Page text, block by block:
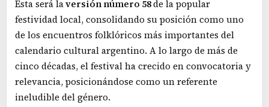
Esta será laversión número 58de la popular
festividad local, consolidando su posición como uno
de los encuentros folklóricos más importantes del
calendario cultural argentino. A lo largo de más de
cinco décadas, el festival ha crecido en convocatoria y
relevancia, posicionándose como un referente
ineludible del género.